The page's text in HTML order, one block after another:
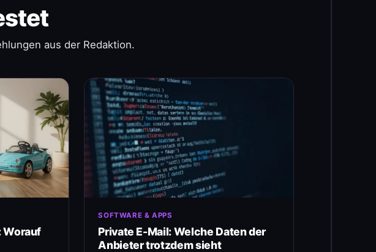
aus der Redaktion.
Worauf
SOFTWARE & APPS
Private E-Mail: Welche Daten der
Anbieter trotzdem sieht